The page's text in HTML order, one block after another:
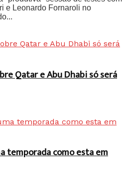
e Leonardo Fornaroli no
Qatar e Abu Dhabi só será
temporada como esta em